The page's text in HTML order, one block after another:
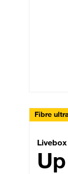
Fibre
Livebox
Up